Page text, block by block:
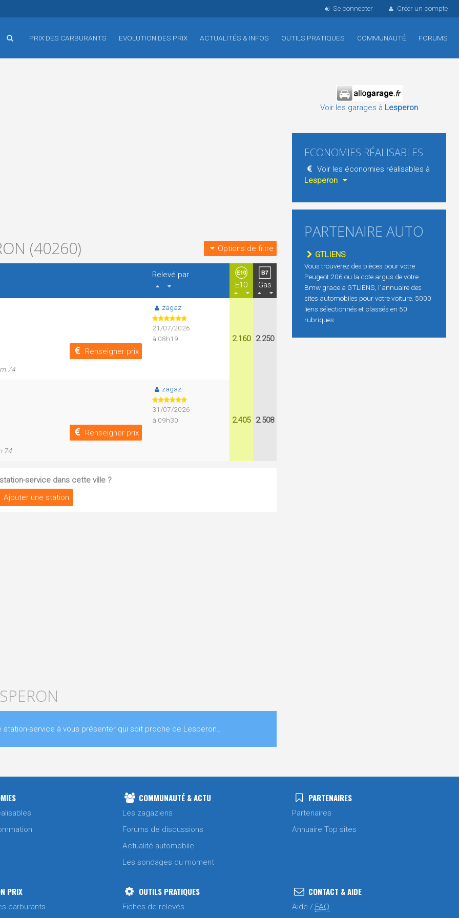
Se connecter Créer un compte
PRIX DES CARBURANTS EVOLUTION DES PRIX ACTUALITÉS & INFOS OUTILS PRATIQUES COMMUNAUTÉ FORUMS
(40260) Options de filtre
Relevé par
E10
Gas
Renseigner prix
74
zagaz
21/07/2026
à 08h19
2.160 2.250
Renseigner prix
74
zagaz
31/07/2026
à 09h30
2.405 2.508
service dans cette ville ?
Ajouter une station
service à vous présenter qui soit proche de Lesperon..
Voir les garages à Lesperon
ECONOMIES RÉALISABLES
Voir les économies réalisables à
Lesperon
PARTENAIRE AUTO
GTLIENS
Vous trouverez des pièces pour votre
Peugeot 206 ou la cote argus de votre
Bmw grace a GTLIENS, l´annuaire des
sites automobiles pour votre voiture. 5000
liens sélectionnés et classés en 50
rubriques.
COMMUNAUTÉ & ACTU
Les zagaziens
Forums de discussions
Actualité automobile
Les sondages du moment
PARTENAIRES
Partenaires
Annuaire Top sites
PRIX
carburants
OUTILS PRATIQUES
Fiches de relevés
CONTACT & AIDE
Aide / FAQ